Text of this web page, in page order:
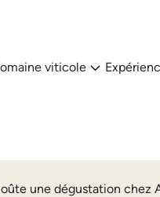
viticole
une dégustation chez